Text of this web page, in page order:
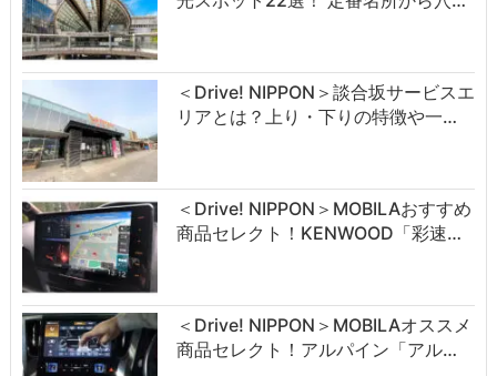
＜Drive! NIPPON＞談合坂サービスエ
リアとは？上り・下りの特徴や一…
＜Drive! NIPPON＞MOBILAおすすめ
商品セレクト！KENWOOD「彩速…
＜Drive! NIPPON＞MOBILAオススメ
商品セレクト！アルパイン「アル…